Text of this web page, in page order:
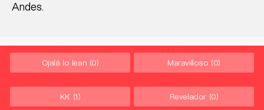
Andes.
Ojalá lo lean (0) Maravilloso (0)
KK (1) Revelador (0)